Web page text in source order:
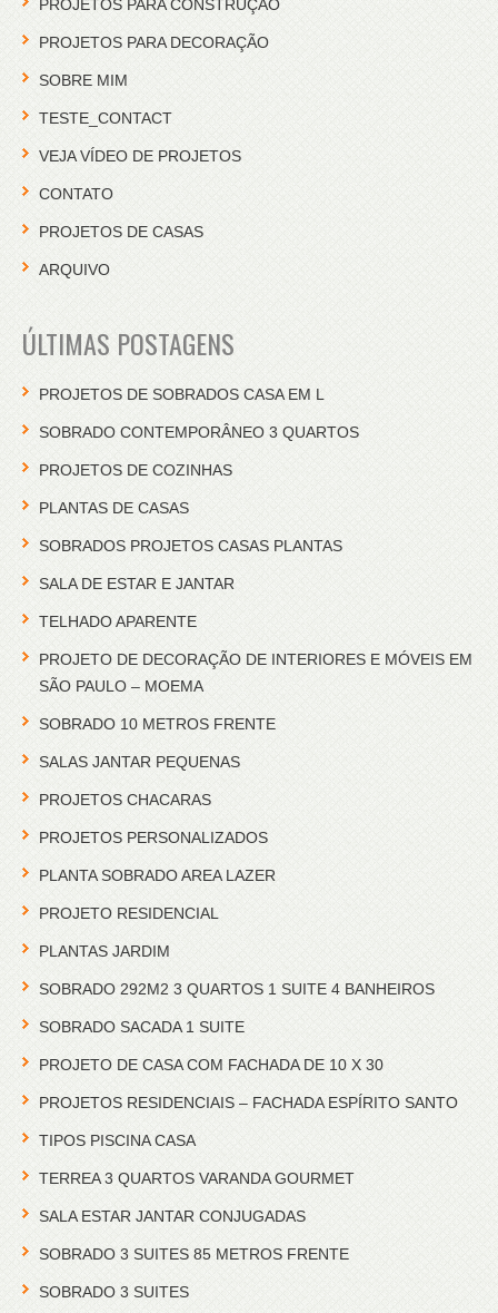
PROJETOS PARA CONSTRUÇÃO
PROJETOS PARA DECORAÇÃO
SOBRE MIM
TESTE_CONTACT
VEJA VÍDEO DE PROJETOS
CONTATO
PROJETOS DE CASAS
ARQUIVO
ÚLTIMAS POSTAGENS
PROJETOS DE SOBRADOS CASA EM L
SOBRADO CONTEMPORÂNEO 3 QUARTOS
PROJETOS DE COZINHAS
PLANTAS DE CASAS
SOBRADOS PROJETOS CASAS PLANTAS
SALA DE ESTAR E JANTAR
TELHADO APARENTE
PROJETO DE DECORAÇÃO DE INTERIORES E MÓVEIS EM
SÃO PAULO – MOEMA
SOBRADO 10 METROS FRENTE
SALAS JANTAR PEQUENAS
PROJETOS CHACARAS
PROJETOS PERSONALIZADOS
PLANTA SOBRADO AREA LAZER
PROJETO RESIDENCIAL
PLANTAS JARDIM
SOBRADO 292M2 3 QUARTOS 1 SUITE 4 BANHEIROS
SOBRADO SACADA 1 SUITE
PROJETO DE CASA COM FACHADA DE 10 X 30
PROJETOS RESIDENCIAIS – FACHADA ESPÍRITO SANTO
TIPOS PISCINA CASA
TERREA 3 QUARTOS VARANDA GOURMET
SALA ESTAR JANTAR CONJUGADAS
SOBRADO 3 SUITES 85 METROS FRENTE
SOBRADO 3 SUITES